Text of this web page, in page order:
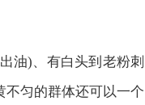
油)、有白头到老粉刺
不匀的群体还可以一个